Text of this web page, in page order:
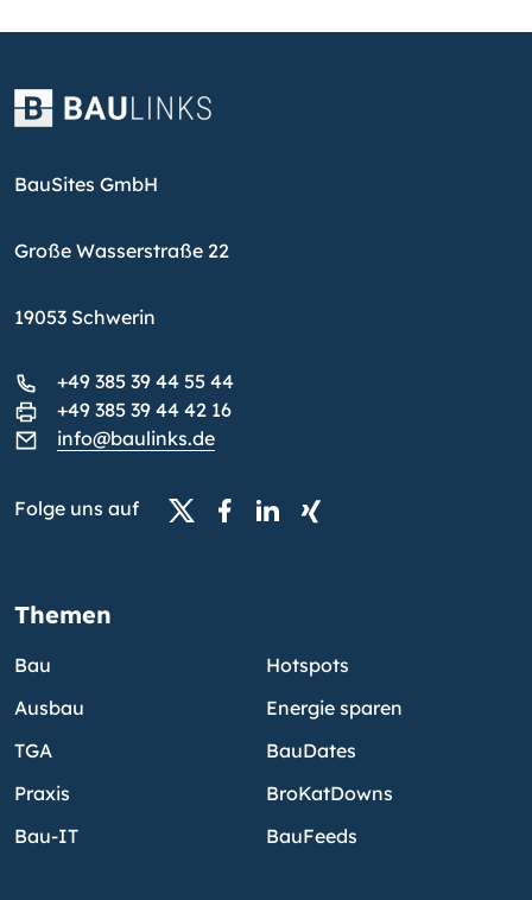
BauSites GmbH
Große Wasserstraße 22
19053 Schwerin
+49 385 39 44 55 44
+49 385 39 44 42 16
info@baulinks.de
Folge uns auf
Themen
Bau
Ausbau
TGA
Praxis
Bau-IT
Hotspots
Energie sparen
BauDates
BroKatDowns
BauFeeds